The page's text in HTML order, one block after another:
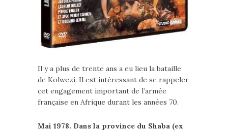
Il y a plus de trente ans a eu lieu la bataille
de Kolwezi. Il est intéressant de se rappeler
cet engagement important de l’armée
française en Afrique durant les années 70.
Mai 1978. Dans la province du Shaba (ex